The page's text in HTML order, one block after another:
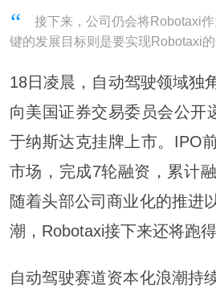
接下来，公司仍会将Robotaxi
键的发展目标则是要实现Robotaxi的
18日凌晨，自动驾驶领域独
向美国证券交易委员会公开
于纳斯达克挂牌上市。IPO
市场，完成7轮融资，累计
随着头部公司商业化的推进
潮，Robotaxi接下来还将跑得
自动驾驶赛道资本化浪潮持